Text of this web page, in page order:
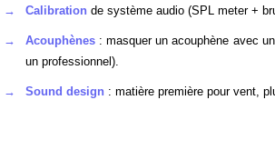
Calibration de système audio (SPL meter +
Acouphènes : masquer un acouphène avec
un professionnel).
Sound design : matière première pour vent,